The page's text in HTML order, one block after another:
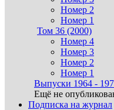
Номер 2
Номер 1
Том 36 (2000)
Номер 4
Номер 3
Номер 2
Номер 1
Выпуски 1964 -
Ещё не
Подписка на журнал